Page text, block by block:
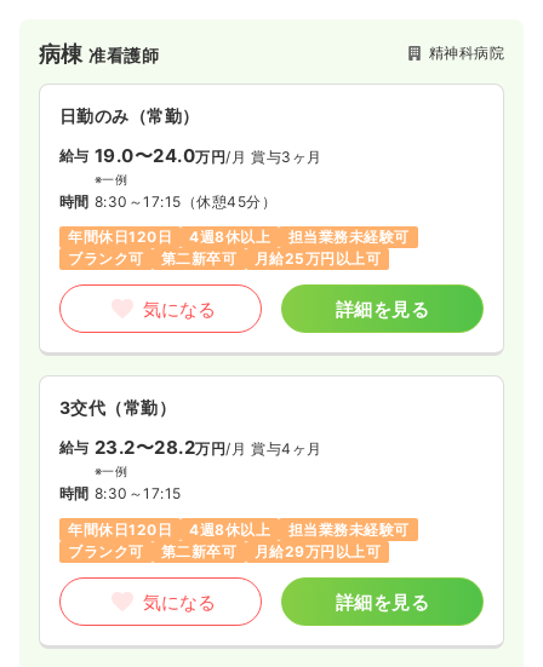
病棟准看護師 精神科病院
日勤のみ（常勤）
給与 19.0〜24.0万円/月 賞与3ヶ月
※一例
時間 8:30～17:15 （休憩45分）
年間休日120日
4週8休以上
担当業務未経験可
ブランク可
第二新卒可 月給25万円以上可
気になる 詳細を見る
3交代（常勤）
給与 23.2〜28.2万円/月 賞与4ヶ月
※一例
時間 8:30～17:15
年間休日120日
4週8休以上
担当業務未経験可
ブランク可
第二新卒可 月給29万円以上可
気になる 詳細を見る